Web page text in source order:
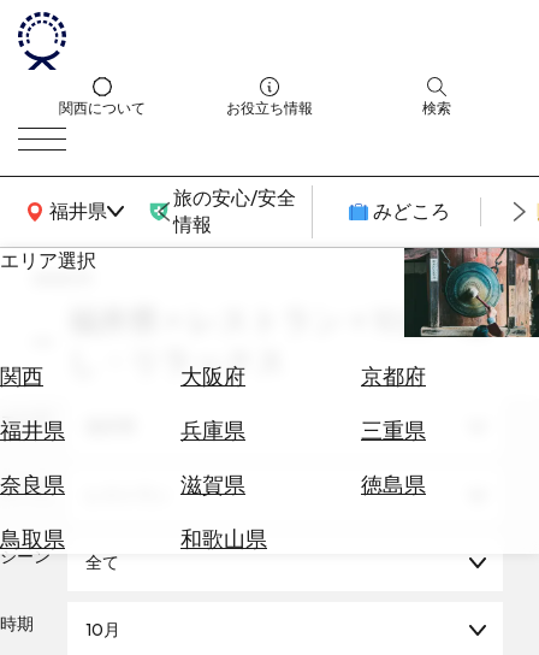
関西について お役立ち情報 検索
福井県
関西広域MAP
旅の安心/安全
情報
みどころ
エリア選択
関西 大阪府
京都府
福井県
兵庫県
三重県
奈良県
滋賀県
徳島県
鳥取県
和歌山県
エ
券
テ
を
search
福井県 × レストラン × 10月 × 癒
し・リラックス
エリア
テーマ
シーン 全て
時期 10月